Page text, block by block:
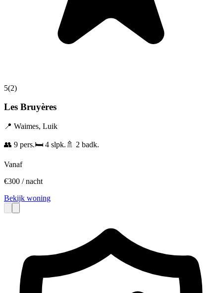
5(2)
Les Bruyères
📍 Waimes, Luik
👥 9 pers.🛏️ 4 slpk. 🚿 2 badk.
Vanaf
€300 / nacht
Bekijk woning